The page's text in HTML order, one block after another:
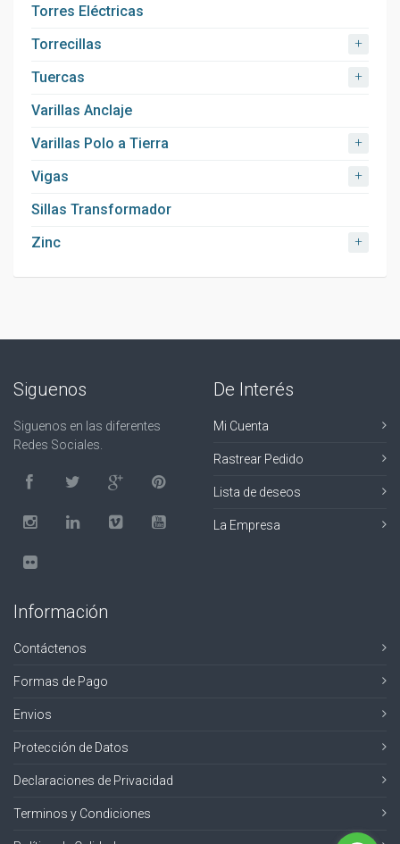
Torres Eléctricas
Torrecillas
+
Tuercas +
Varillas Anclaje
Varillas Polo a Tierra
+
Vigas +
Sillas Transformador
Zinc
+
Siguenos
Siguenos en las diferentes
Redes Sociales.
De Interés
Mi Cuenta
Rastrear Pedido
Lista de deseos
La Empresa
Información
Contáctenos
Formas de Pago
Envios
Protección de Datos
Declaraciones de Privacidad
Terminos y Condiciones